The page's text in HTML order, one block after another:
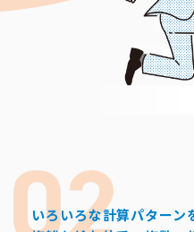
いろいろな計算パターン